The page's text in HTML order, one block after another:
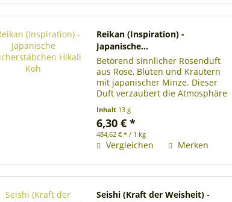
Reikan (Inspiration) -
Japanische...
Betörend sinnlicher Rosenduft
aus Rose, Blüten und Kräutern
mit japanischer Minze. Dieser
Duft verzaubert die Atmosphäre
der Liebe. Rolle mit ca. 28
japanischen Räucherstäbchen
Länge der Räucherstäbchen 13...
Inhalt 13 g
6,30 € *
484,62 € * / 1 kg
Vergleichen Merken
Seishi (Kraft der Weisheit) -